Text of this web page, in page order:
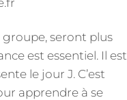
groupe, seront plus
est essentiel. Il est
le jour J. C’est
apprendre à se